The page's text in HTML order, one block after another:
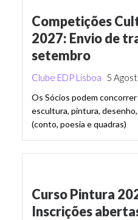
Competições
2027: Envio de
setembro
Clube EDP Lisboa 5
Os Sócios podem
escultura, pintura,
(conto, poesia e quadras)
Curso Pintura
Inscrições